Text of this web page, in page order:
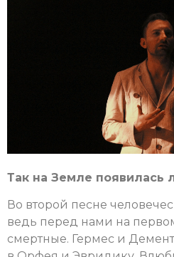
Так на Земле появилась
Во второй песне
ведь перед нами на
смертные. Гермес и